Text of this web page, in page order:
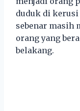
duduk di
sebenar masih
orang yang
belakang.